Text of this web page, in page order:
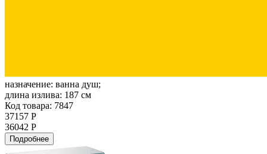
назначение: ванна душ;
длина излива: 187 см
Код товара: 7847
37157 Р
36042 Р
Подробнее